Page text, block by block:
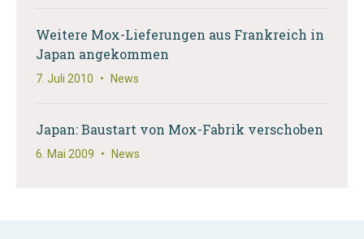
Weitere Mox-Lieferungen aus Frankreich in
Japan angekommen
7. Juli 2010 • News
Japan: Baustart von Mox-Fabrik verschoben
6. Mai 2009 • News